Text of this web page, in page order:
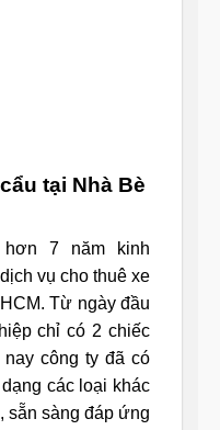
tại Nhà Bè
7 năm kinh
vụ cho thuê xe
Từ ngày đầu
chỉ có 2 chiếc
công ty đã có
các loại khác
sẵn sàng đáp ứng